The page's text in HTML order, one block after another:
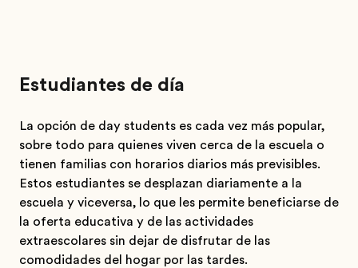
Estudiantes de día
La opción de day students es cada vez más popular,
sobre todo para quienes viven cerca de la escuela o
tienen familias con horarios diarios más previsibles.
Estos estudiantes se desplazan diariamente a la
escuela y viceversa, lo que les permite beneficiarse de
la oferta educativa y de las actividades
extraescolares sin dejar de disfrutar de las
comodidades del hogar por las tardes.